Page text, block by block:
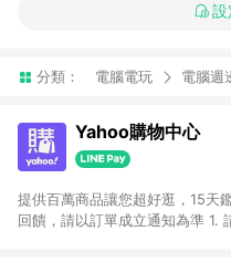
設
分類： 電腦電玩 電腦週
Yahoo購物中心
提供百萬商品讓您超好逛，15天
回饋，請以訂單成立通知為準 1. 請注意以下品類商品均無回饋：